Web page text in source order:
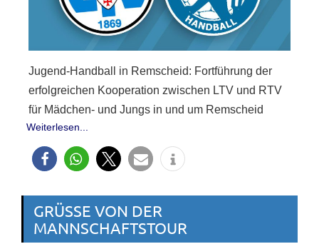
Jugend-Handball in Remscheid: Fortführung der
erfolgreichen Kooperation zwischen LTV und RTV
für Mädchen- und Jungs in und um Remscheid
Weiterlesen...
GRÜSSE VON DER M
ANNSCHAFTSTOUR